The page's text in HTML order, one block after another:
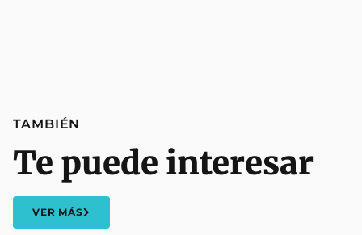
TAMBIÉN
Te puede interesar
VER MÁS